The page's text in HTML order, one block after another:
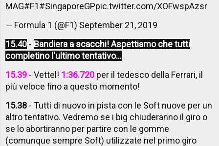
MAG#F1#SingaporeGPpic.twitter.com/XOFwspAzsr
— Formula 1 (@F1) September 21, 2019
15.40 - Bandiera a scacchi! Aspettiamo che tutti
completino l'ultimo tentativo...
15.39 - Vettel! 1:36.720 per il tedesco della Ferrari, il
più veloce fino a questo momento!
15.38 - Tutti di nuovo in pista con le Soft nuove per un
altro tentativo. Vedremo se i big chiuderanno il giro o
se lo abortiranno per partire con le gomme
(comunque sempre Soft) utilizzate nel primo giro